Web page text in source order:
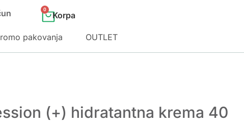
0
pakovanja OUTLET
(+) hidratantna krema 40